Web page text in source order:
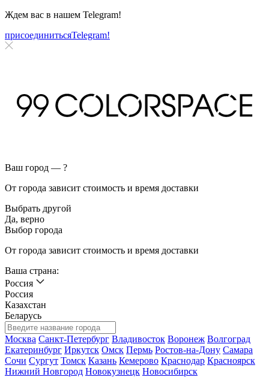
Ждем вас в нашем Telegram!
присоединитьсяTelegram!
Ваш город — ?
От города зависит стоимость и время доставки
Выбрать другой
Да, верно
Выбор города
От города зависит стоимость и время доставки
Ваша страна:
Россия
Россия
Казахстан
Беларусь
Москва Санкт-Петербург Владивосток Воронеж Волгоград
Екатеринбург Иркутск Омск Пермь Ростов-на-Дону Самара
Сочи Сургут Томск Казань Кемерово Краснодар Красноярск
Нижний Новгород Новокузнецк Новосибирск